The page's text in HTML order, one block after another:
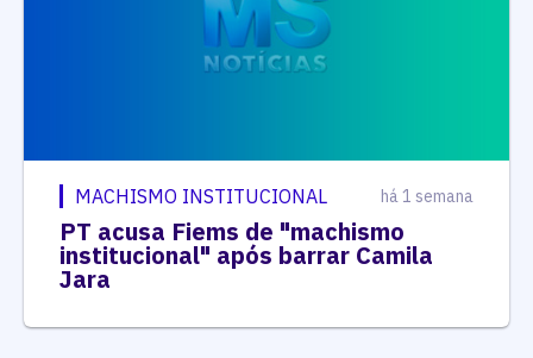
MACHISMO INSTITUCIONAL há 1 semana
PT acusa Fiems de "machismo
institucional" após barrar Camila
Jara